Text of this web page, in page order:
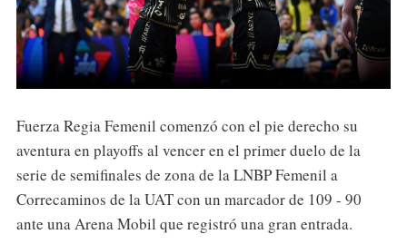
Fuerza Regia Femenil comenzó con el pie derecho su
aventura en playoffs al vencer en el primer duelo de la
serie de semifinales de zona de la LNBP Femenil a
Correcaminos de la UAT con un marcador de 109 - 90
ante una Arena Mobil que registró una gran entrada.